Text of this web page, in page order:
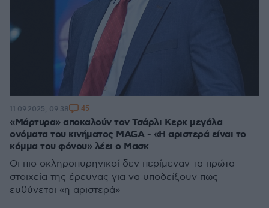
«Μάρτυρα» αποκαλούν τον Τσάρλι Κερκ μεγάλα
ονόματα του κινήματος MAGA - «Η αριστερά είναι το
κόμμα του φόνου» λέει ο Μασκ
Οι πιο σκληροπυρηνικοί δεν περίμεναν τα πρώτα
στοιχεία της έρευνας για να υποδείξουν πως
ευθύνεται «η αριστερά»
11.09.2025, 09:38 45